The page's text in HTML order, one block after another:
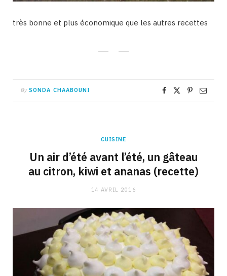
très bonne et plus économique que les autres recettes
By SONDA CHAABOUNI
CUISINE
Un air d’été avant l’été, un gâteau
au citron, kiwi et ananas (recette)
14 AVRIL 2016